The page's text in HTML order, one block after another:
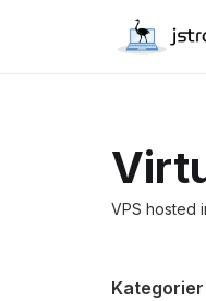
VPS hosted
Kategorier